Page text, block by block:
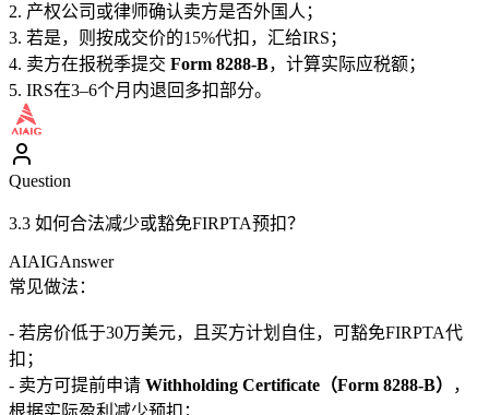
2. 产权公司或律师确认卖方是否外国人；
3. 若是，则按成交价的15%代扣，汇给IRS；
4. 卖方在报税季提交 Form 8288-B，计算实际应税额；
5. IRS在3–6个月内退回多扣部分。
Question
3.3 如何合法减少或豁免FIRPTA预扣？
AIAIGAnswer
常见做法：
- 若房价低于30万美元，且买方计划自住，可豁免FIRPTA代
扣；
- 卖方可提前申请 Withholding Certificate（Form 8288-B）
，
根据实际盈利减少预扣；